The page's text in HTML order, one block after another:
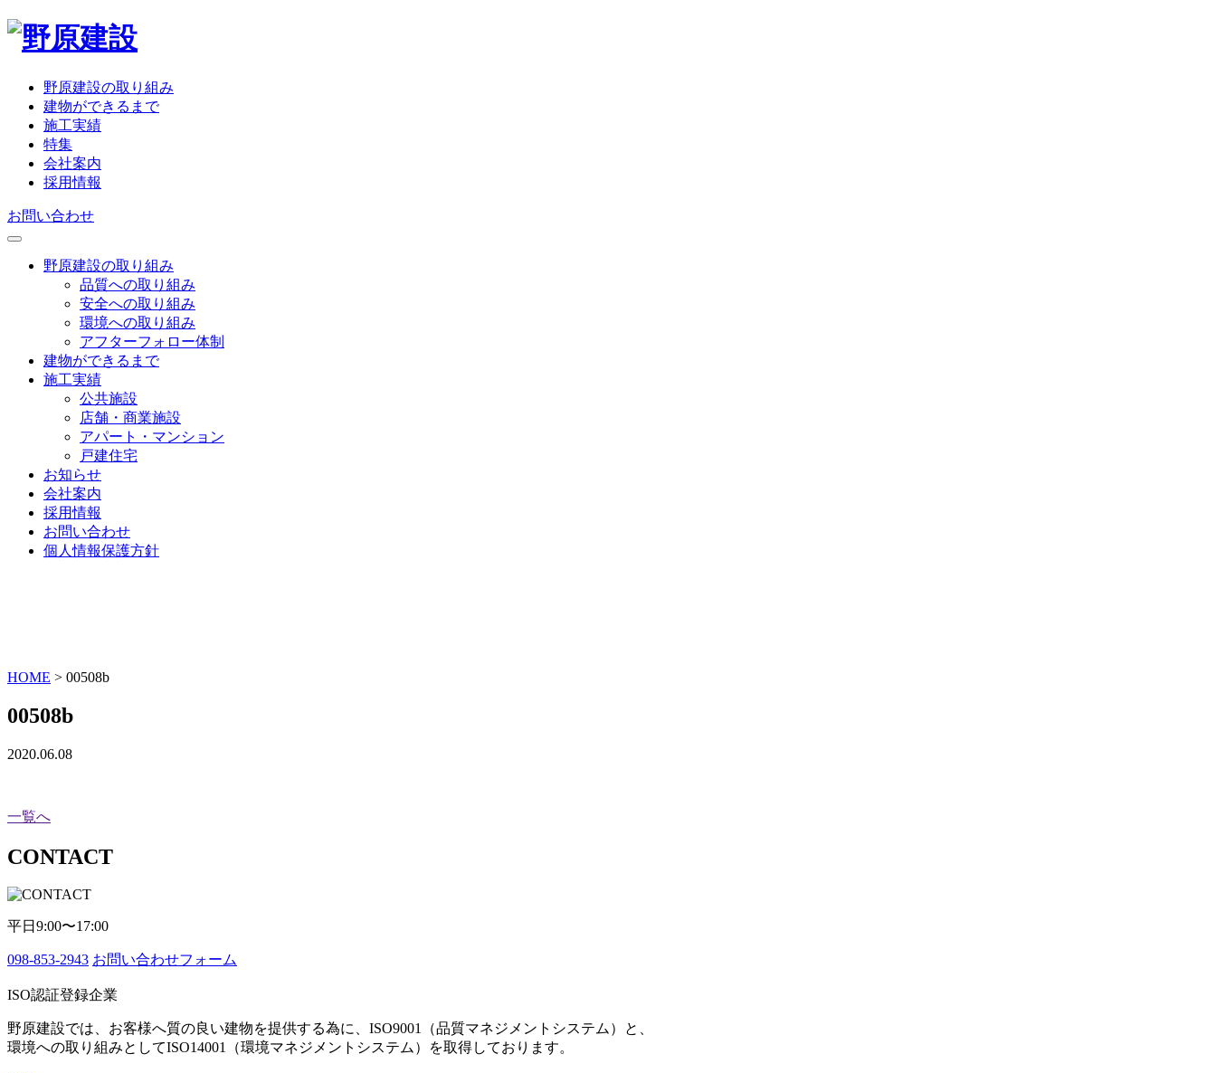
野原建設の取り組み
建物ができるまで
施工実績
特集
会社案内
採用情報
お問い合わせ
野原建設の取り組み
品質への取り組み
安全への取り組み
環境への取り組み
アフターフォロー体制
建物ができるまで
施工実績
公共施設
店舗・商業施設
アパート・マンション
戸建住宅
お知らせ
会社案内
採用情報
お問い合わせ
個人情報保護方針
HOME > 00508b
00508b
2020.06.08
一覧へ
CONTACT
平日9:00〜17:00
098-853-2943 お問い合わせフォーム
ISO認証登録企業
野原建設では、お客様へ質の良い建物を提供する為に、ISO9001（品質マネジメントシステム）と、
環境への取り組みとしてISO14001（環境マネジメントシステム）を取得しております。